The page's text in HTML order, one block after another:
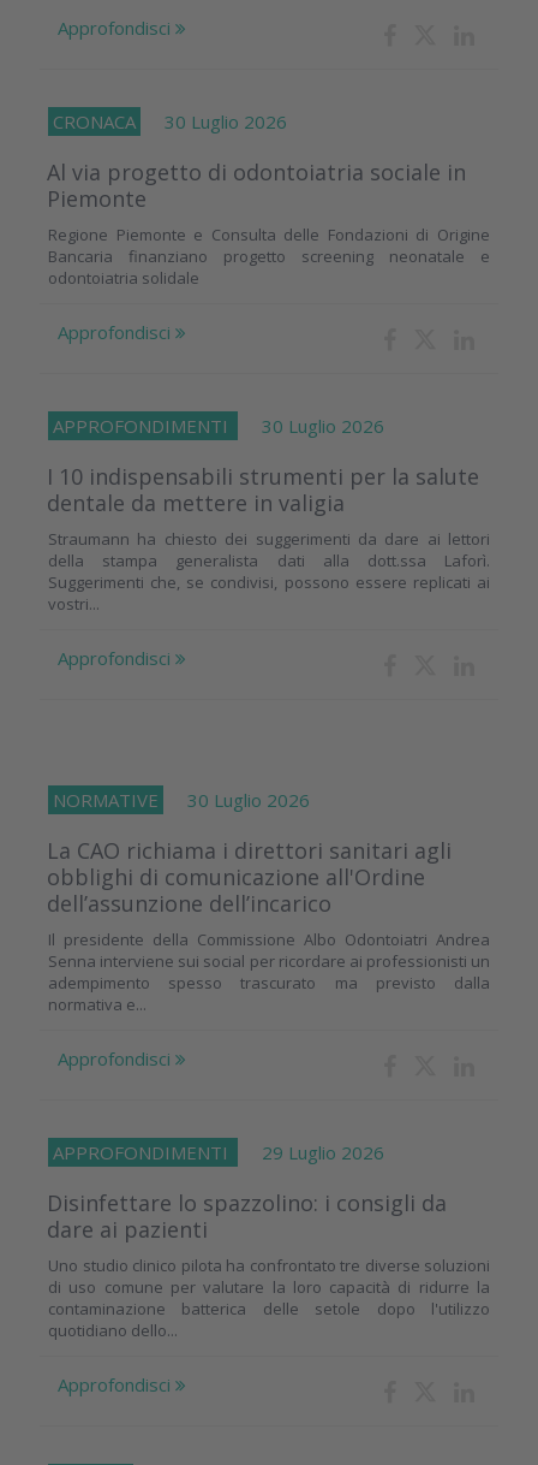
Approfondisci
CRONACA 30 Luglio 2026
Al via progetto di odontoiatria sociale in
Piemonte
Regione Piemonte e Consulta delle Fondazioni di Origine
Bancaria finanziano progetto screening neonatale e
odontoiatria solidale
Approfondisci
APPROFONDIMENTI 30 Luglio 2026
I 10 indispensabili strumenti per la salute
dentale da mettere in valigia
Straumann ha chiesto dei suggerimenti da dare ai lettori
della stampa generalista dati alla dott.ssa Laforì.
Suggerimenti che, se condivisi, possono essere replicati ai
vostri...
Approfondisci
NORMATIVE 30 Luglio 2026
La CAO richiama i direttori sanitari agli
obblighi di comunicazione all'Ordine
dell’assunzione dell’incarico
Il presidente della Commissione Albo Odontoiatri Andrea
Senna interviene sui social per ricordare ai professionisti un
adempimento spesso trascurato ma previsto dalla
normativa e...
Approfondisci
APPROFONDIMENTI 29 Luglio 2026
Disinfettare lo spazzolino: i consigli da
dare ai pazienti
Uno studio clinico pilota ha confrontato tre diverse soluzioni
di uso comune per valutare la loro capacità di ridurre la
contaminazione batterica delle setole dopo l'utilizzo
quotidiano dello...
Approfondisci